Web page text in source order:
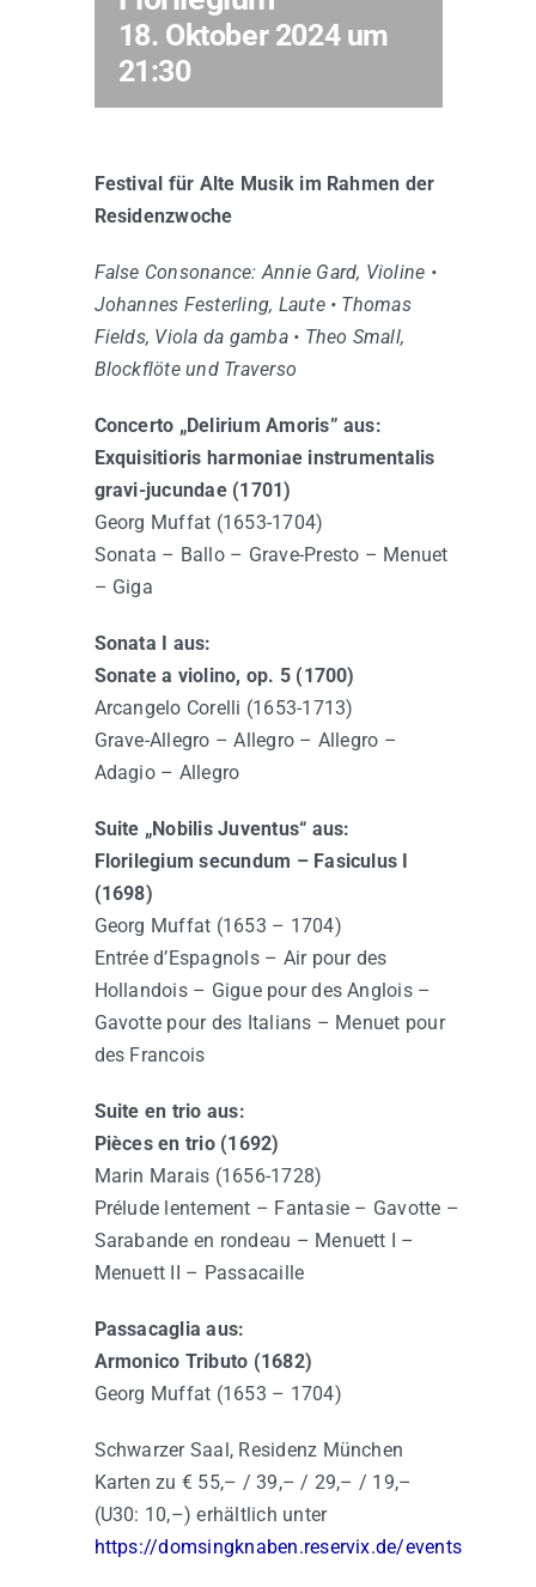
18. Oktober 2024 um
21:30
Festival für Alte Musik im Rahmen der
Residenzwoche
False Consonance: Annie Gard, Violine •
Johannes Festerling, Laute • Thomas
Fields, Viola da gamba • Theo Small,
Blockflöte und Traverso
Concerto „Delirium Amoris” aus:
Exquisitioris harmoniae instrumentalis
gravi-jucundae (1701)
Georg Muffat (1653-1704)
Sonata – Ballo – Grave-Presto – Menuet
– Giga
Sonata I aus:
Sonate a violino, op. 5 (1700)
Arcangelo Corelli (1653-1713)
Grave-Allegro – Allegro – Allegro –
Adagio – Allegro
Suite „Nobilis Juventus“ aus:
Florilegium secundum – Fasiculus I
(1698)
Georg Muffat (1653 – 1704)
Entrée d’Espagnols – Air pour des
Hollandois – Gigue pour des Anglois –
Gavotte pour des Italians – Menuet pour
des Francois
Suite en trio aus:
Pièces en trio (1692)
Marin Marais (1656-1728)
Prélude lentement – Fantasie – Gavotte –
Sarabande en rondeau – Menuett I –
Menuett II – Passacaille
Passacaglia aus:
Armonico Tributo (1682)
Georg Muffat (1653 – 1704)
Schwarzer Saal, Residenz München
Karten zu € 55,– / 39,– / 29,– / 19,–
(U30: 10,–) erhältlich unter
https://domsingknaben.reservix.de/events